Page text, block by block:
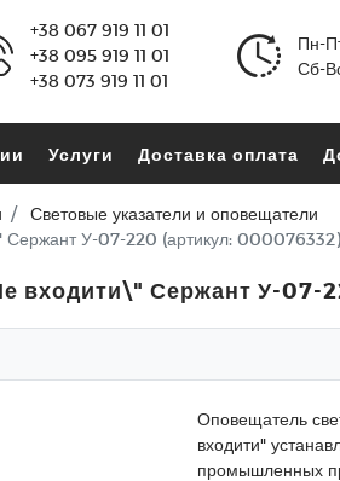
+38 067 919 11 01
+38 095 919 11 01
+38 073 919 11 01
Пн-
Сб-
Услуги Доставка оплата
Световые указатели и оповещатели
Сержант У-07-220 (артикул: 000076332)
входити\" Сержант У-07-
Оповещатель
входити"
промышленных